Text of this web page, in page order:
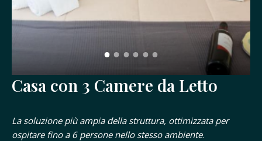
Casa con 3 Camere da Letto
La soluzione più ampia della struttura, ottimizzata per
ospitare fino a 6 persone nello stesso ambiente.